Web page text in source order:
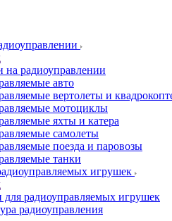
радиоуправлении
авто
вертолеты и
мотоциклы
яхты и катера
самолеты
поезда и паровозы
танки
игрушек
для радиоуправляемых игрушек
радиоуправления